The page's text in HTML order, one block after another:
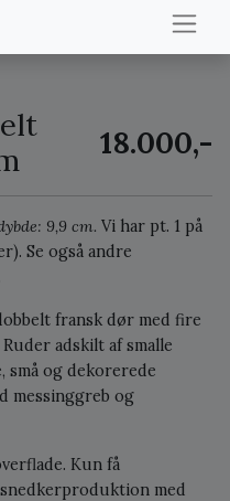
18.000,-
9,9 cm. Vi har pt. 1 på
Se også andre
fransk dør med fire
adskilt af smalle
små og dekorerede
messinggreb og
Kun få
med